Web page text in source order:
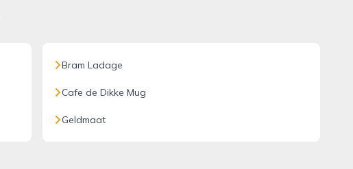
Bram Ladage
Cafe de Dikke Mug
Geldmaat